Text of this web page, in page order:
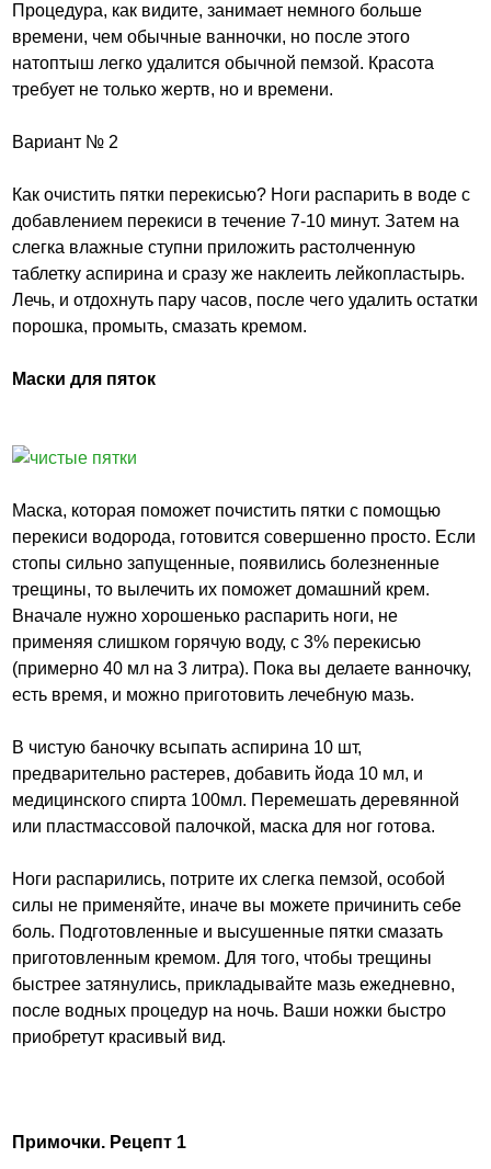
Процедура, как видите, занимает немного больше
времени, чем обычные ванночки, но после этого
натоптыш легко удалится обычной пемзой. Красота
требует не только жертв, но и времени.
Вариант № 2
Как очистить пятки перекисью? Ноги распарить в воде с
добавлением перекиси в течение 7-10 минут. Затем на
слегка влажные ступни приложить растолченную
таблетку аспирина и сразу же наклеить лейкопластырь.
Лечь, и отдохнуть пару часов, после чего удалить остатки
порошка, промыть, смазать кремом.
Маски для пяток
Маска, которая поможет почистить пятки с помощью
перекиси водорода, готовится совершенно просто. Если
стопы сильно запущенные, появились болезненные
трещины, то вылечить их поможет домашний крем.
Вначале нужно хорошенько распарить ноги, не
применяя слишком горячую воду, с 3% перекисью
(примерно 40 мл на 3 литра). Пока вы делаете ванночку,
есть время, и можно приготовить лечебную мазь.
В чистую баночку всыпать аспирина 10 шт,
предварительно растерев, добавить йода 10 мл, и
медицинского спирта 100мл. Перемешать деревянной
или пластмассовой палочкой, маска для ног готова.
Ноги распарились, потрите их слегка пемзой, особой
силы не применяйте, иначе вы можете причинить себе
боль. Подготовленные и высушенные пятки смазать
приготовленным кремом. Для того, чтобы трещины
быстрее затянулись, прикладывайте мазь ежедневно,
после водных процедур на ночь. Ваши ножки быстро
приобретут красивый вид.
Примочки. Рецепт 1